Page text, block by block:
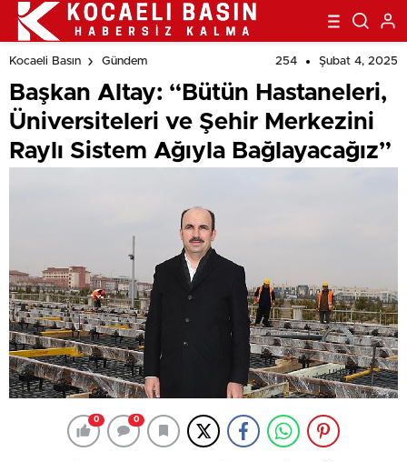
Kocaeli Basın Gündem 254 Şubat 4, 2025
Başkan Altay: “Bütün Hastaneleri,
Üniversiteleri ve Şehir Merkezini
Raylı Sistem Ağıyla Bağlayacağız”
0 0